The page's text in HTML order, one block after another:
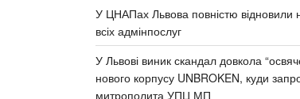
У ЦНАПах Львова повністю відновили
всіх адмінпослуг
У Львові виник скандал довкола
нового корпусу UNBROKEN, куди
митрополита УПЦ МП